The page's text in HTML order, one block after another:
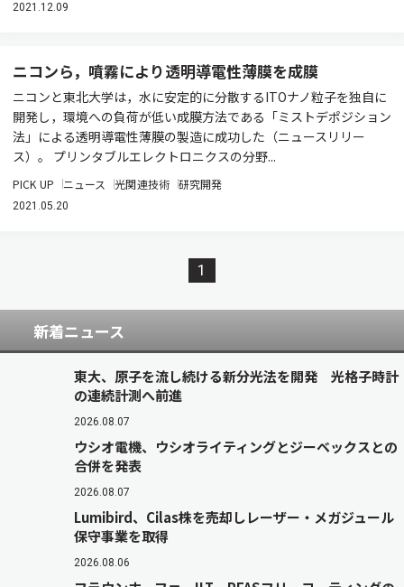
2021.12.09
ニコンら，噴霧により透明導電性薄膜を成膜
ニコンと東北大学は，水に安定的に分散するITOナノ粒子を独自に
開発し，環境への負荷が低い成膜方法である「ミストデポジション
法」による透明導電性薄膜の製造に成功した（ニュースリリー
ス）。 プリンタブルエレクトロニクスの分野...
PICK UP ニュース 光関連技術 研究開発
2021.05.20
1
新着ニュース
東大、原子を流し続ける新分光法を開発 光格子時計
の連続計測へ前進
2026.08.07
ウシオ電機、ウシオライティングとジーベックスとの
合併を発表
2026.08.07
Lumibird、Cilas株を売却しレーザー・メガジュール
保守事業を取得
2026.08.06